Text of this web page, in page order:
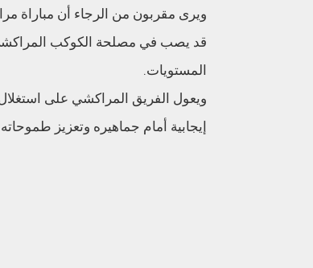
ويرى مقربون من الرجاء أن مباراة
قد يصب في مصلحة الكوكب
المستويات.
ويعول الفريق المراكشي على
إيجابية أمام جماهيره وتعزيز